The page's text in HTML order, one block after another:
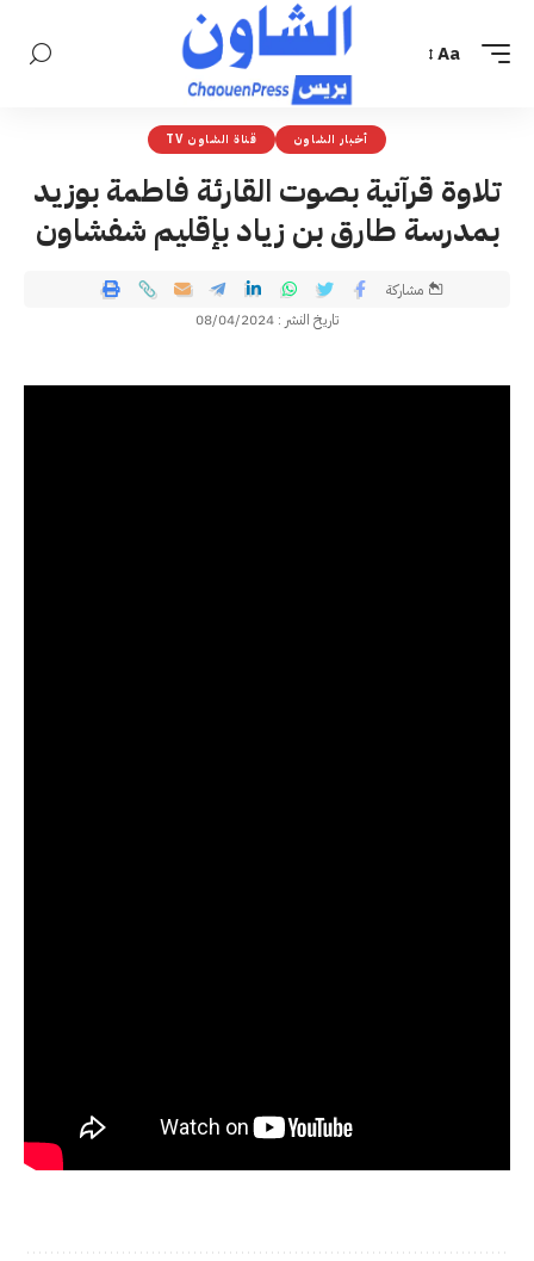
Aa
أخبار الشاون قناة الشاون TV
تلاوة قرآنية بصوت القارئة فاطمة بوزيد
بمدرسة طارق بن زياد بإقليم شفشاون
تاريخ النشر : 08/04/2024
مشاركة